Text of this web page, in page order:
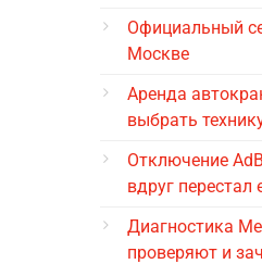
Официальный
Москве
Аренда
выбрать
Отключение
вдруг перестал
Диагностика
проверяют и